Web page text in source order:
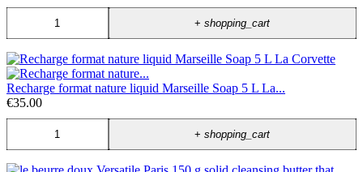
+shopping_cart
Recharge format nature liquid Marseille Soap 5 L La...
€35.00
+shopping_cart